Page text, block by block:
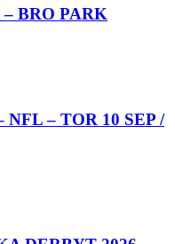
BRO PARK
– TOR 10 SEP /